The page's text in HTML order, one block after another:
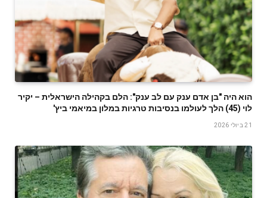
הוא היה "בן אדם ענק עם לב ענק": הלם בקהילה הישראלית – יקיר
לוי (45) הלך לעולמו בנסיבות טרגיות במלון במיאמי ביץ'
21 ביולי 2026